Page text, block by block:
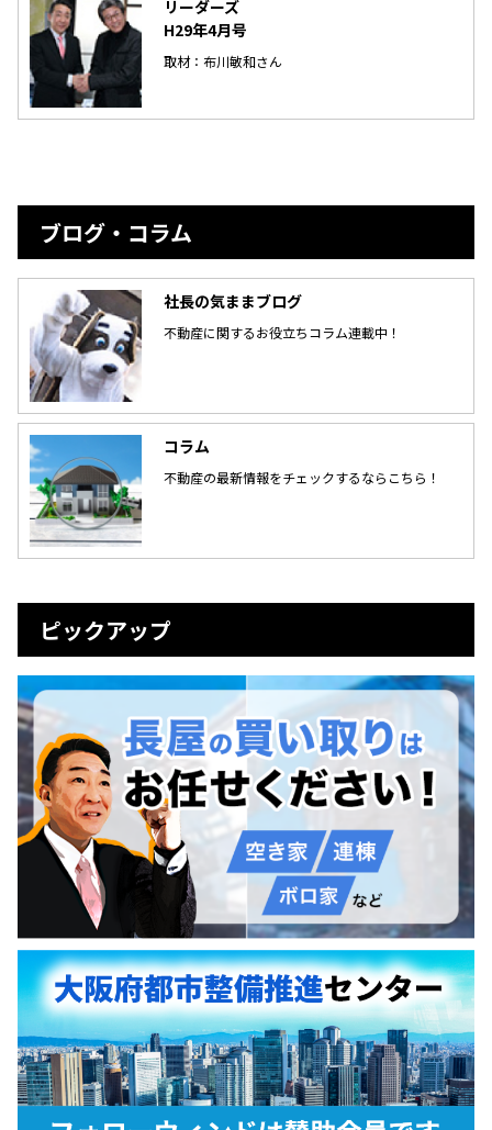
リーダーズ
H29年4月号
取材：布川敏和さん
ブログ・コラム
社長の気ままブログ
不動産に関するお役立ちコラム連載中！
コラム
不動産の最新情報をチェックするならこちら！
ピックアップ